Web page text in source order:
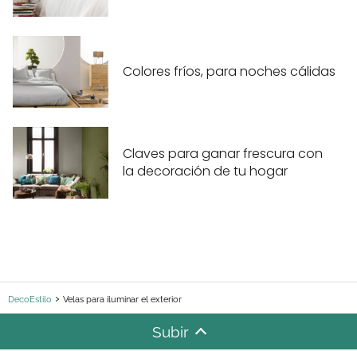
Colores fríos, para noches cálidas
Claves para ganar frescura con
la decoración de tu hogar
DecoEstilo Velas para iluminar el exterior
Subir